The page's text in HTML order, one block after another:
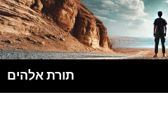
תורת אלהים